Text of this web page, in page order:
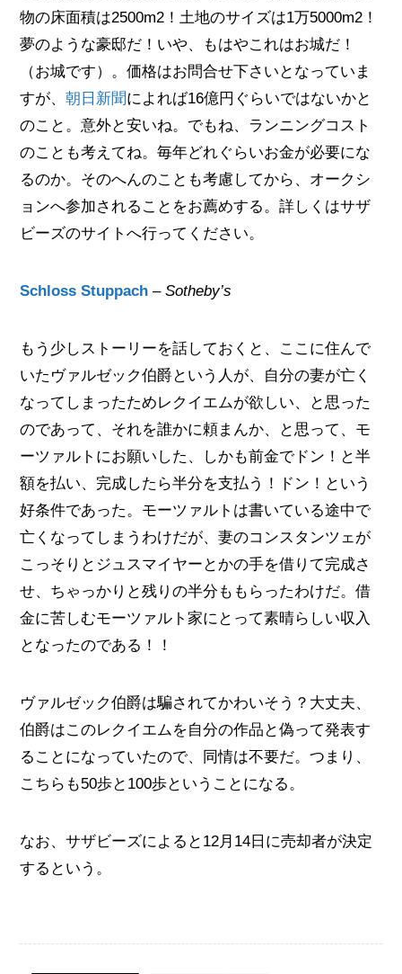
物の床面積は2500m2！土地のサイズは1万5000m2！
夢のような豪邸だ！いや、もはやこれはお城だ！
（お城です）。価格はお問合せ下さいとなっていま
すが、朝日新聞によれば16億円ぐらいではないかと
のこと。意外と安いね。でもね、ランニングコスト
のことも考えてね。毎年どれぐらいお金が必要にな
るのか。そのへんのことも考慮してから、オークシ
ョンへ参加されることをお薦めする。詳しくはサザ
ビーズのサイトへ行ってください。
Schloss Stuppach –Sotheby’s
もう少しストーリーを話しておくと、ここに住んで
いたヴァルゼック伯爵という人が、自分の妻が亡く
なってしまったためレクイエムが欲しい、と思った
のであって、それを誰かに頼まんか、と思って、モ
ーツァルトにお願いした、しかも前金でドン！と半
額を払い、完成したら半分を支払う！ドン！という
好条件であった。モーツァルトは書いている途中で
亡くなってしまうわけだが、妻のコンスタンツェが
こっそりとジュスマイヤーとかの手を借りて完成さ
せ、ちゃっかりと残りの半分ももらったわけだ。借
金に苦しむモーツァルト家にとって素晴らしい収入
となったのである！！
ヴァルゼック伯爵は騙されてかわいそう？大丈夫、
伯爵はこのレクイエムを自分の作品と偽って発表す
ることになっていたので、同情は不要だ。つまり、
こちらも50歩と100歩ということになる。
なお、サザビーズによると12月14日に売却者が決定
するという。